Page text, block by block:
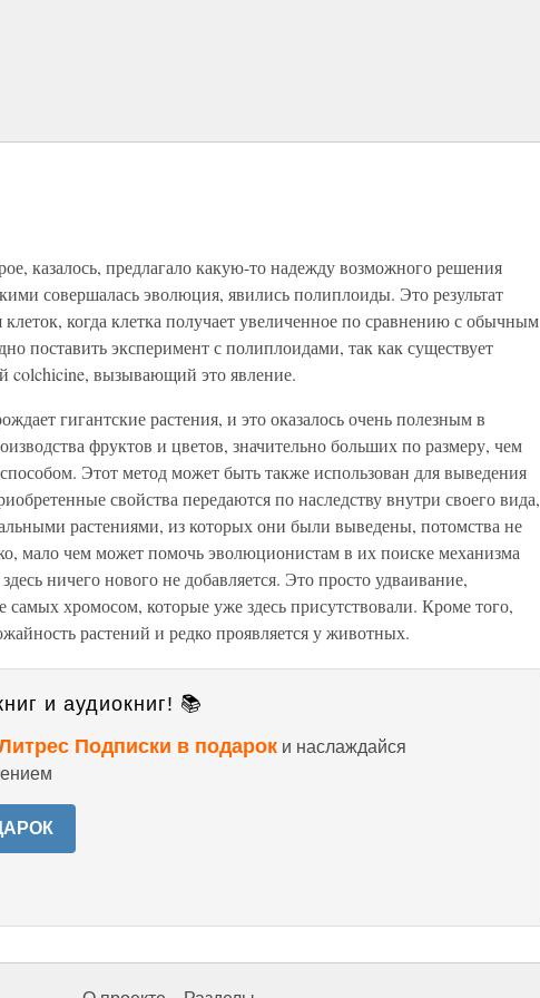
казалось, предлагало какую-то надежду возможного решения
совершалась эволюция, явились полиплоиды. Это результат
когда клетка получает увеличенное по сравнению с обычным
поставить эксперимент с полиплоидами, так как существует
colchicine, вызывающий это явление.
гигантские растения, и это оказалось очень полезным в
фруктов и цветов, значительно больших по размеру, чем
Этот метод может быть также использован для выведения
свойства передаются по наследству внутри своего вида,
растениями, из которых они были выведены, потомства не
мало чем может помочь эволюционистам в их поиске механизма
ничего нового не добавляется. Это просто удваивание,
самых хромосом, которые уже здесь присутствовали. Кроме того,
растений и редко проявляется у животных.
и аудиокниг! 📚
Подписки в подарок и наслаждайся